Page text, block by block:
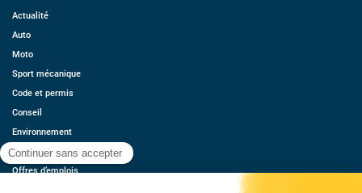
Actualité
Auto
Moto
Sport mécanique
Code et permis
Conseil
Environnement
Économie
Offres d’emplois